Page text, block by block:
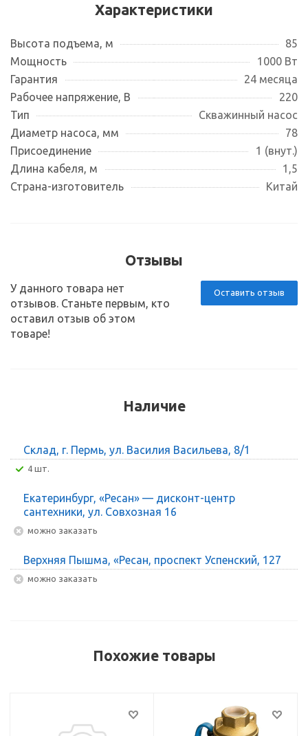
Характеристики
Высота подъема, м
85
Мощность
1000 Вт
Гарантия
24 месяца
Рабочее напряжение, В
220
Тип
Скважинный насос
Диаметр насоса, мм
78
Присоединение
1 (внут.)
Длина кабеля, м
1,5
Страна-изготовитель
Китай
Отзывы
Оставить отзыв
У данного товара нет
отзывов. Станьте первым, кто
оставил отзыв об этом
товаре!
Наличие
Склад, г. Пермь, ул. Василия Васильева, 8/1
4 шт.
Екатеринбург, «Ресан» — дисконт-центр
сантехники, ул. Совхозная 16
Можно заказать
Верхняя Пышма, «Ресан, проспект Успенский, 127
Можно заказать
Похожие товары